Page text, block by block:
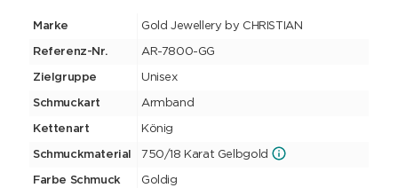
Marke Gold Jewellery by CHRISTIAN
Referenz-Nr. AR-7800-GG
Zielgruppe Unisex
Schmuckart Armband
Kettenart König
Schmuckmaterial 750/18 Karat Gelbgold
Farbe Schmuck Goldig